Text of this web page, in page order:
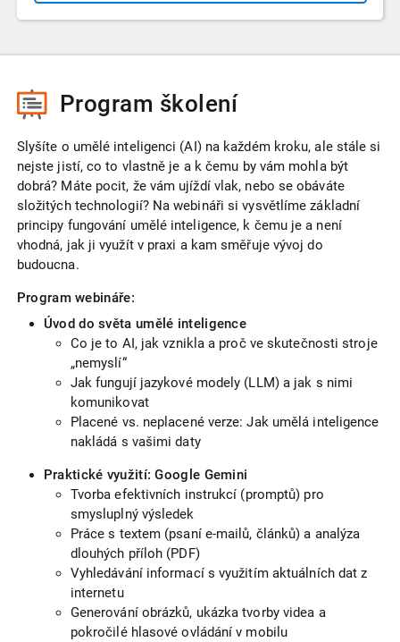
Program školení
Slyšíte o umělé inteligenci (AI) na každém kroku, ale stále si
nejste jistí, co to vlastně je a k čemu by vám mohla být
dobrá? Máte pocit, že vám ujíždí vlak, nebo se obáváte
složitých technologií? Na webináři si vysvětlíme základní
principy fungování umělé inteligence, k čemu je a není
vhodná, jak ji využít v praxi a kam směřuje vývoj do
budoucna.
Program webináře:
Úvod do světa umělé inteligence
Co je to AI, jak vznikla a proč ve skutečnosti stroje
„nemyslí“
Jak fungují jazykové modely (LLM) a jak s nimi
komunikovat
Placené vs. neplacené verze: Jak umělá inteligence
nakládá s vašimi daty
Praktické využití: Google Gemini
Tvorba efektivních instrukcí (promptů) pro
smysluplný výsledek
Práce s textem (psaní e-mailů, článků) a analýza
dlouhých příloh (PDF)
Vyhledávání informací s využitím aktuálních dat z
internetu
Generování obrázků, ukázka tvorby videa a
pokročilé hlasové ovládání v mobilu